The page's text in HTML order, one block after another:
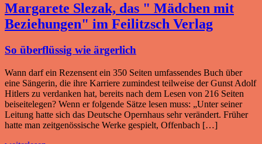
Margarete Slezak, das " Mädchen mit
Beziehungen" im Feilitzsch Verlag
So überflüssig wie ärgerlich
Wann darf ein Rezensent ein 350 Seiten umfassendes Buch über
eine Sängerin, die ihre Karriere zumindest teilweise der Gunst Adolf
Hitlers zu verdanken hat, bereits nach dem Lesen von 216 Seiten
beiseitelegen? Wenn er folgende Sätze lesen muss: „Unter seiner
Leitung hatte sich das Deutsche Opernhaus sehr verändert. Früher
hatte man zeitgenössische Werke gespielt, Offenbach […]